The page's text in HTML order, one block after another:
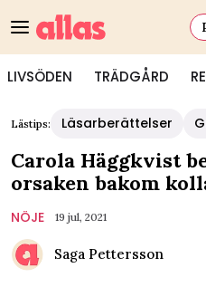
LIVSÖDEN TRÄDGÅRD
Lästips: Läsarberättelser
Carola Häggkvist
orsaken bakom
NÖJE 19 jul, 2021
Saga Pettersson